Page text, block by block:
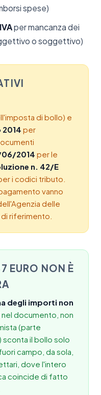
spese)
per mancanza dei
o soggettivo)
di bollo) e
2014 per
06/2014 per le
n. 42/E
i codici tributo.
vanno
delle
riferimento.
EURO NON È
degli importi non
documento, non
(parte
sconta il bollo solo
campo, da sola,
dove l'intero
coincide di fatto